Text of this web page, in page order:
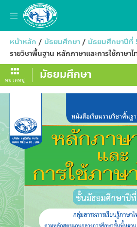
หน้าหลัก / มัธยมศึกษา/ มัธยมศึกษาปีที่
รายวิชาพื้นฐาน หลักภาษาและการใช้ภาษา
หมวดหมู่ มัธยมศึกษา